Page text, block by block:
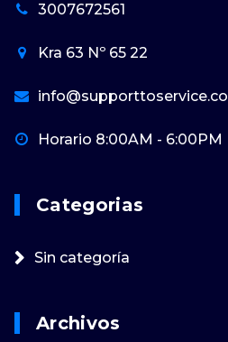
3007672561
Kra 63 Nº 65 22
info@supporttoservice.co
Horario 8:00AM - 6:00PM
Categorias
Sin categoría
Archivos